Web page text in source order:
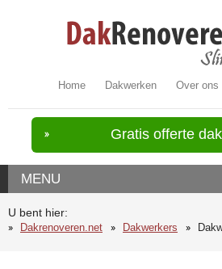
Home Dakwerken Over ons
Gratis offerte
MENU
U bent hier:
Dakrenoveren.net
Dakwerkers